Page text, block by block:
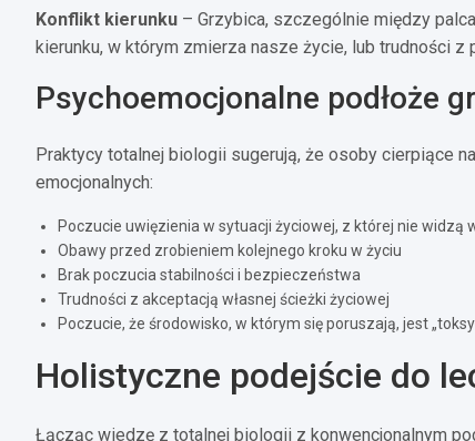
Konflikt kierunku – Grzybica, szczególnie między
kierunku, w którym zmierza nasze życie, lub trudności z
Psychoemocjonalne podłoże
Praktycy totalnej biologii sugerują, że osoby cierpiące
emocjonalnych:
Poczucie uwięzienia w sytuacji życiowej, z której nie widzą
Obawy przed zrobieniem kolejnego kroku w życiu
Brak poczucia stabilności i bezpieczeństwa
Trudności z akceptacją własnej ścieżki życiowej
Poczucie, że środowisko, w którym się poruszają, jest
Holistyczne podejście do
Łącząc wiedzę z totalnej biologii z konwencjonalnym